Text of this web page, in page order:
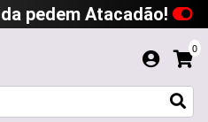
pedem Atacadão!
0